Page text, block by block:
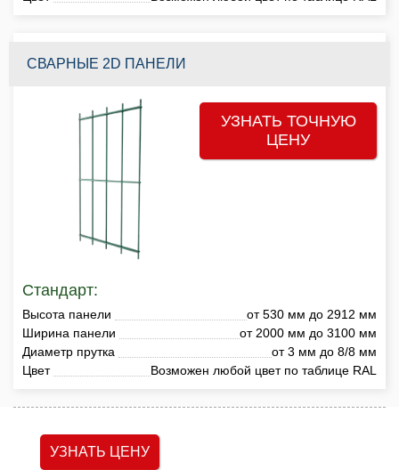
СВАРНЫЕ 2D ПАНЕЛИ
УЗНАТЬ ТОЧНУЮ
ЦЕНУ
Стандарт:
Высота панели
от 530 мм до 2912 мм
Ширина панели
от 2000 мм до 3100 мм
Диаметр прутка
от 3 мм до 8/8 мм
Цвет
Возможен любой цвет по таблице RAL
УЗНАТЬ ЦЕНУ